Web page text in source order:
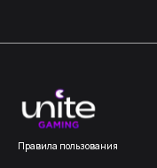
Правила пользования